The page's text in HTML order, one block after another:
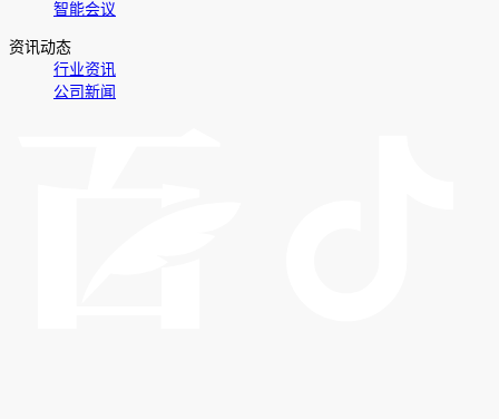
智能会议
资讯动态
行业资讯
公司新闻